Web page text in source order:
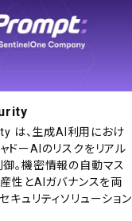
は、生成AI利用におけ
ドーAIのリスクをリアル
御。機密情報の自動マス
産性とAIガバナンスを両
キュリティソリューション